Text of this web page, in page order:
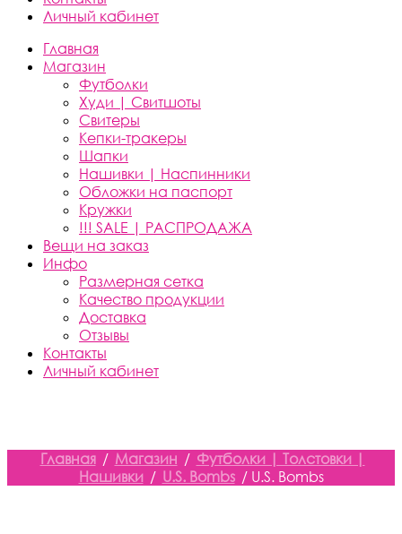
Личный кабинет
Главная
Магазин
Футболки
Худи | Свитшоты
Свитеры
Кепки-тракеры
Шапки
Нашивки | Наспинники
Обложки на паспорт
Кружки
!!! SALE | РАСПРОДАЖА
Вещи на заказ
Инфо
Размерная сетка
Качество продукции
Доставка
Отзывы
Контакты
Личный кабинет
Главная / Магазин / Футболки | Толстовки |
Нашивки / U.S. Bombs / U.S. Bombs